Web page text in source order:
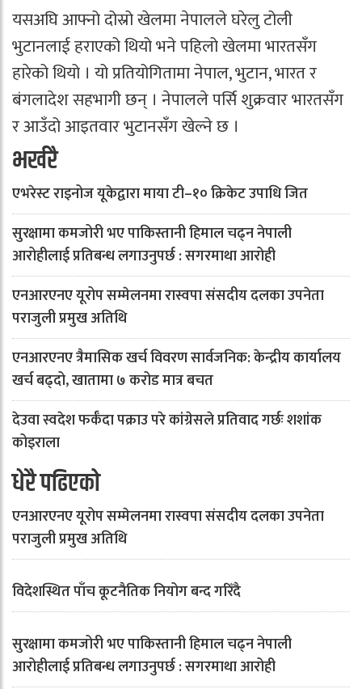
यसअघि आफ्नो दोस्रो खेलमा नेपालले घरेलु टोली
भुटानलाई हराएको थियो भने पहिलो खेलमा भारतसँग
हारेको थियो । यो प्रतियोगितामा नेपाल, भुटान, भारत र
बंगलादेश सहभागी छन् । नेपालले पर्सि शुक्रवार भारतसँग
र आउँदो आइतवार भुटानसँग खेल्ने छ ।
भर्खरै
एभरेस्ट राइनोज यूकेद्वारा माया टी–१० क्रिकेट उपाधि जित
सुरक्षामा कमजोरी भए पाकिस्तानी हिमाल चढ्न नेपाली
आरोहीलाई प्रतिबन्ध लगाउनुपर्छ : सगरमाथा आरोही
एनआरएनए यूरोप सम्मेलनमा रास्वपा संसदीय दलका उपनेता
पराजुली प्रमुख अतिथि
एनआरएनए त्रैमासिक खर्च विवरण सार्वजनिक: केन्द्रीय कार्यालय
खर्च बढ्दो, खातामा ७ करोड मात्र बचत
देउवा स्वदेश फर्कँदा पक्राउ परे कांग्रेसले प्रतिवाद गर्छः शशांक
कोइराला
धेरै पढिएको
एनआरएनए यूरोप सम्मेलनमा रास्वपा संसदीय दलका उपनेता
पराजुली प्रमुख अतिथि
विदेशस्थित पाँच कूटनैतिक नियोग बन्द गरिँदै
सुरक्षामा कमजोरी भए पाकिस्तानी हिमाल चढ्न नेपाली
आरोहीलाई प्रतिबन्ध लगाउनुपर्छ : सगरमाथा आरोही